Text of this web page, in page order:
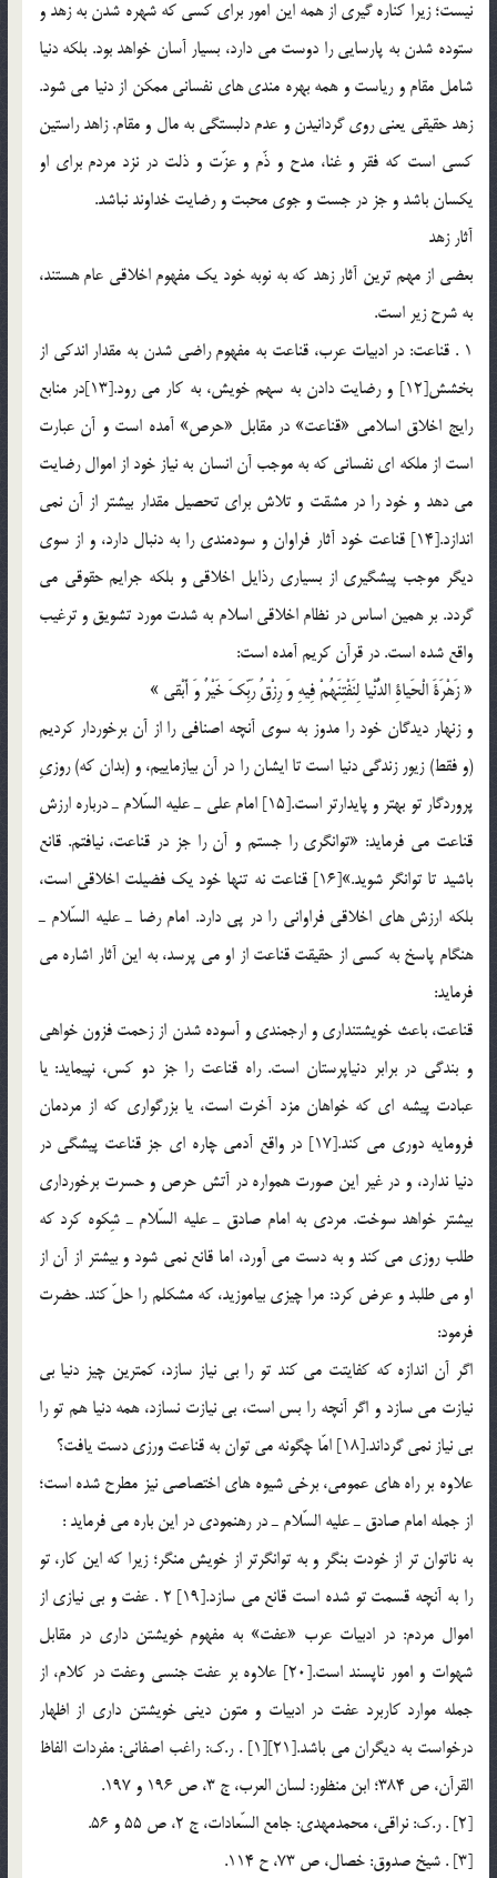
نيست؛ زيرا كناره گيري از همه اين امور براي كسي كه شهره شدن به زهد و
ستوده شدن به پارسايي را دوست مي دارد، بسيار آسان خواهد بود. بلكه دنيا
شامل مقام و رياست و همه بهره مندي هاي نفساني ممكن از دنيا مي شود.
زهد حقيقي يعني روي گردانيدن و عدم دلبستگي به مال و مقام. زاهد راستين
كسي است كه فقر و غنا، مدح و ذّم و عزّت و ذلت در نزد مردم براي او
يكسان باشد و جز در جست و جوي محبت و رضايت خداوند نباشد.
آثار زهد
بعضي از مهم ترين آثار زهد كه به نوبه خود يك مفهوم اخلاقي عام هستند،
به شرح زير است.
1 . قناعت: در ادبيات عرب، قناعت به مفهوم راضي شدن به مقدار اندكي از
بخشش[12] و رضايت دادن به سهم خويش، به كار مي رود.[13]در منابع
رايج اخلاق اسلامي «قناعت» در مقابل «حرص» آمده است و آن عبارت
است از ملكه اي نفساني كه به موجب آن انسان به نياز خود از اموال رضايت
مي دهد و خود را در مشقت و تلاش براي تحصيل مقدار بيشتر از آن نمي
اندازد.[14] قناعت خود آثار فراوان و سودمندي را به دنبال دارد، و از سوي
ديگر موجب پيشگيري از بسياري رذايل اخلاقي و بلكه جرايم حقوقي مي
گردد. بر همين اساس در نظام اخلاقي اسلام به شدت مورد تشويق و ترغيب
واقع شده است. در قرآن كريم آمده است:
« زَهْرَةَ الْحَياةِ الدُّنْيا لِنَفْتِنَهُمْ فِيهِ وَ رِزْقُ رَبِّكَ خَيْرٌ وَ أَبْقي »
و زنهار ديدگان خود را مدوز به سوي آنچه اصنافي را از آن برخوردار كرديم
(و فقط) زيور زندگي دنيا است تا ايشان را در آن بيازماييم، و (بدان كه) روزيِ
پروردگار تو بهتر و پايدارتر است.[15] امام علي ـ عليه السّلام ـ درباره ارزش
قناعت مي فرمايد: «توانگري را جستم و آن را جز در قناعت، نيافتم. قانع
باشيد تا توانگر شويد.»[16] قناعت نه تنها خود يك فضيلت اخلاقي است،
بلكه ارزش هاي اخلاقي فراواني را در پي دارد. امام رضا ـ عليه السّلام ـ
هنگام پاسخ به كسي از حقيقت قناعت از او مي پرسد، به اين آثار اشاره مي
فرمايد:
قناعت، باعث خويشتنداري و ارجمندي و آسوده شدن از زحمت فزون خواهي
و بندگي در برابر دنياپرستان است. راه قناعت را جز دو كس، نپيمايد: يا
عبادت پيشه اي كه خواهان مزد آخرت است، يا بزرگواري كه از مردمان
فرومايه دوري مي كند.[17] در واقع آدمي چاره اي جز قناعت پيشگي در
دنيا ندارد، و در غير اين صورت همواره در آتش حرص و حسرت برخورداري
بيشتر خواهد سوخت. مردي به امام صادق ـ عليه السّلام ـ شِكوه كرد كه
طلب روزي مي كند و به دست مي آورد، اما قانع نمي شود و بيشتر از آن از
او مي طلبد و عرض كرد: مرا چيزي بياموزيد، كه مشكلم را حلّ كند. حضرت
فرمود:
اگر آن اندازه كه كفايتت مي كند تو را بي نياز سازد، كمترين چيز دنيا بي
نيازت مي سازد و اگر آنچه را بس است، بي نيازت نسازد، همه دنيا هم تو را
بي نياز نمي گرداند.[18] امّا چگونه مي توان به قناعت ورزي دست يافت؟
علاوه بر راه هاي عمومي، برخي شيوه هاي اختصاصي نيز مطرح شده است؛
از جمله امام صادق ـ عليه السّلام ـ در رهنمودي در اين باره مي فرمايد :
به ناتوان تر از خودت بنگر و به توانگرتر از خويش منگر؛ زيرا كه اين كار، تو
را به آنچه قسمت تو شده است قانع مي سازد.[19] 2 . عفت و بي نيازي از
اموال مردم: در ادبيات عرب «عفت» به مفهوم خويشتن داري در مقابل
شهوات و امور ناپسند است.[20] علاوه بر عفت جنسي وعفت در كلام، از
جمله موارد كاربرد عفت در ادبيات و متون ديني خويشتن داري از اظهار
درخواست به ديگران مي باشد.[21][1] . ر.ك: راغب اصفاني: مفردات الفاظ
القرآن، ص 384؛ ابن منظور: لسان العرب، ج 3، ص 196 و 197.
[2] . ر.ك: نراقي، محمدمهدي: جامع السّعادات، ج 2، ص 55 و 56.
[3] . شيخ صدوق: خصال، ص 73، ح 114.